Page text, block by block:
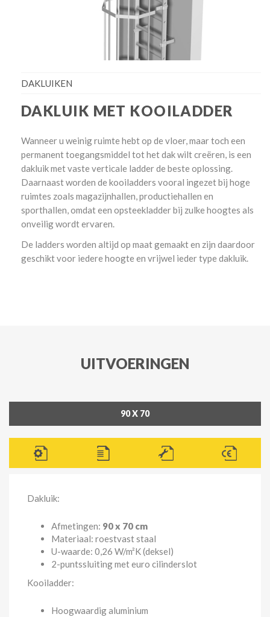
DAKLUIKEN
DAKLUIK MET KOOILADDER
Wanneer u weinig ruimte hebt op de vloer, maar toch een
permanent toegangsmiddel tot het dak wilt creëren, is een
dakluik met vaste verticale ladder de beste oplossing.
Daarnaast worden de kooiladders vooral ingezet bij hoge
ruimtes zoals magazijnhallen, productiehallen en
sporthallen, omdat een opsteekladder bij zulke hoogtes als
onveilig wordt ervaren.
De ladders worden altijd op maat gemaakt en zijn daardoor
geschikt voor iedere hoogte en vrijwel ieder type dakluik.
UITVOERINGEN
90 X 70
Dakluik:
Afmetingen: 90 x 70 cm
Materiaal: roestvast staal
U-waarde: 0,26 W/m²K (deksel)
2-puntssluiting met euro cilinderslot
Kooiladder:
Hoogwaardig aluminium